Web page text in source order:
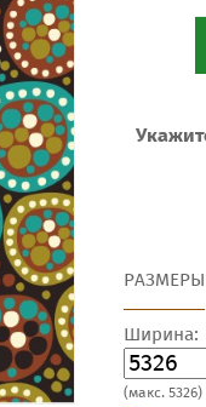
РАЗМЕРЫ
Ширина:
(макс. 5326)